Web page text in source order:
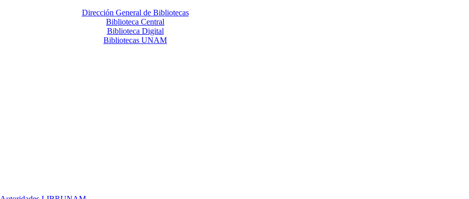
Dirección General de Bibliotecas
Biblioteca Central
Biblioteca Digital
Bibliotecas UNAM